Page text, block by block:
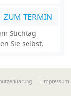
ZUM TERMIN
Stichtag
Sie selbst.
Impressum